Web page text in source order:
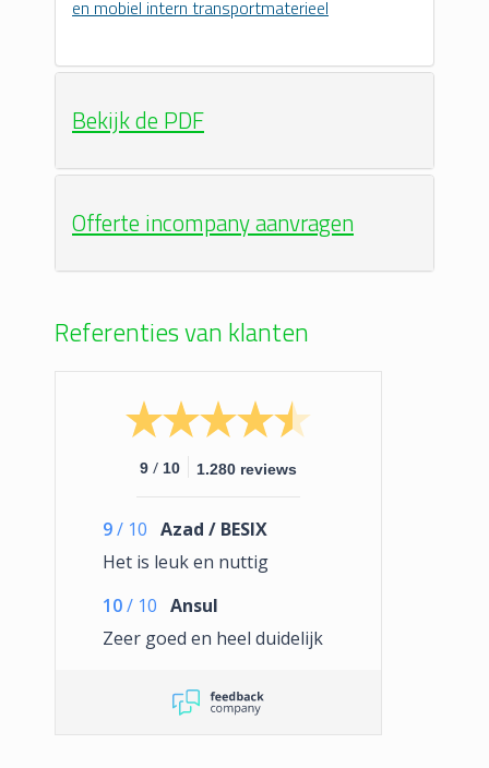
Bekijk de PDF
Offerte incompany aanvragen
Referenties van klanten
9 / 10 1.280 reviews
9/ 10 Azad / BESIX
Het is leuk en nuttig
10/ 10 Ansul
Zeer goed en heel duidelijk